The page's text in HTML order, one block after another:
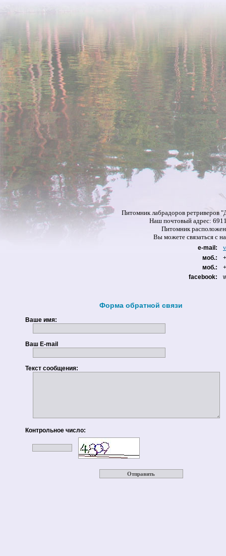
Питомник лабрадоров ретриверов
Наш почтовый адрес:
Питомник
Вы можете связаться
e-mail:
моб.:
моб.:
facebook:
Форма обратной связи
Ваше имя:
Ваш E-mail
Текст сообщения:
Контрольное число: